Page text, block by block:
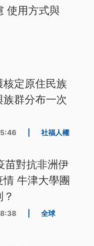
使用方式與
核定原住民族
群分布一次
社福人權
苗對抗非洲伊
牛津大學團
全球